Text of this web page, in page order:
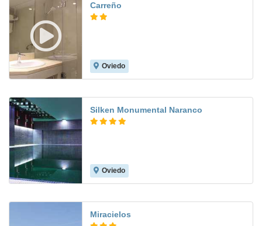
Carreño
Oviedo
Silken Monumental Naranco
Oviedo
Miracielos